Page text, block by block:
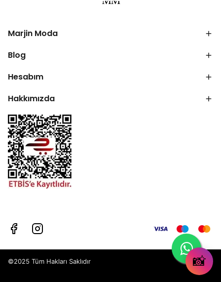
Marjin Moda
Blog
Hesabım
Hakkımızda
©2025 Tüm Hakları Saklıdır 📸